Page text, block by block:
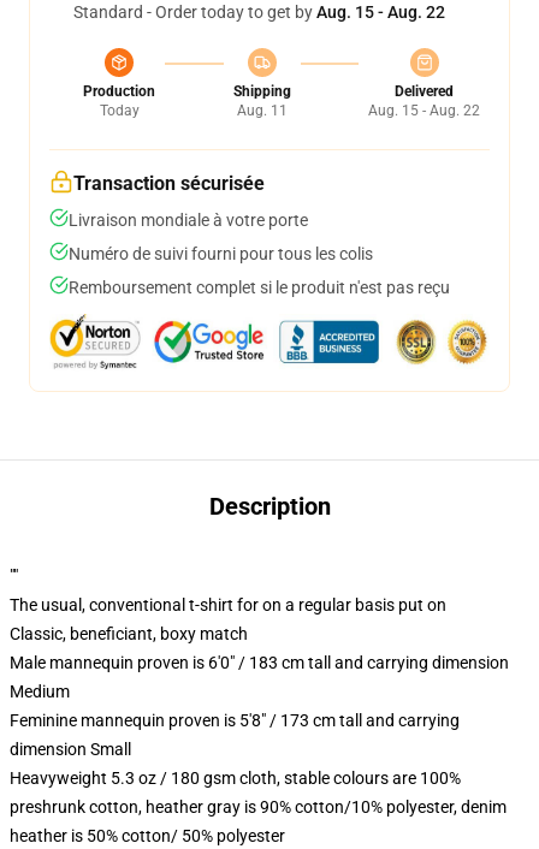
Standard - Order today to get byAug. 15 - Aug. 22
Production
Today
Shipping
Aug. 11
Delivered
Aug. 15 - Aug. 22
Transaction sécurisée
Livraison mondiale à votre porte
Numéro de suivi fourni pour tous les colis
Remboursement complet si le produit n'est pas reçu
Description
""
The usual, conventional t-shirt for on a regular basis put on
Classic, beneficiant, boxy match
Male mannequin proven is 6'0" / 183 cm tall and carrying dimension
Medium
Feminine mannequin proven is 5'8" / 173 cm tall and carrying
dimension Small
Heavyweight 5.3 oz / 180 gsm cloth, stable colours are 100%
preshrunk cotton, heather gray is 90% cotton/10% polyester, denim
heather is 50% cotton/ 50% polyester